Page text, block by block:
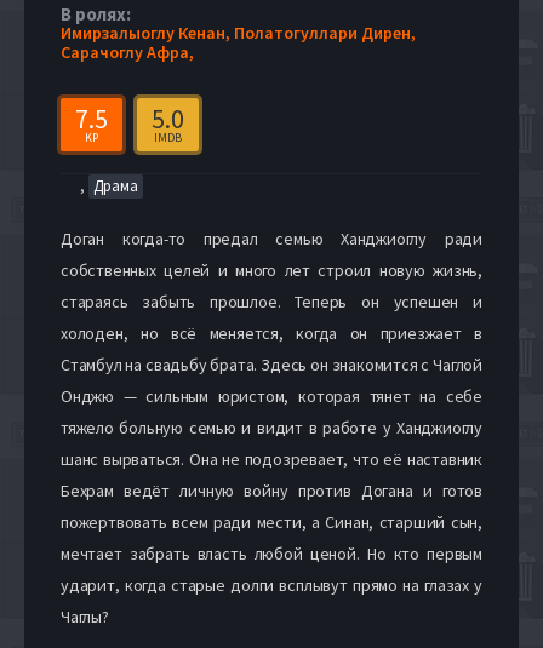
В ролях:
Имирзалыоглу Кенан, Полатогуллари Дирен,
Сарачоглу Афра,
7.5
KP
5.0
IMDB
, Драма
Доган когда-то предал семью Ханджиоглу ради
собственных целей и много лет строил новую жизнь,
стараясь забыть прошлое. Теперь он успешен и
холоден, но всё меняется, когда он приезжает в
Стамбул на свадьбу брата. Здесь он знакомится с Чаглой
Онджю — сильным юристом, которая тянет на себе
тяжело больную семью и видит в работе у Ханджиоглу
шанс вырваться. Она не подозревает, что её наставник
Бехрам ведёт личную войну против Догана и готов
пожертвовать всем ради мести, а Синан, старший сын,
мечтает забрать власть любой ценой. Но кто первым
ударит, когда старые долги всплывут прямо на глазах у
Чаглы?